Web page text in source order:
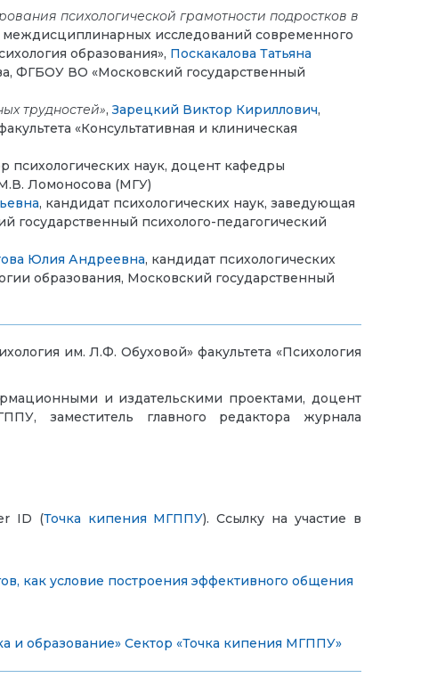
психологической грамотности подростков в
междисциплинарных исследований современного
образования», Поскакалова Татьяна
ФГБОУ ВО «Московский государственный
трудностей»,Зарецкий Виктор Кириллович,
«Консультативная и клиническая
психологических наук, доцент кафедры
Ломоносова (МГУ)
, кандидат психологических наук, заведующая
государственный психолого-педагогический
Юлия Андреевна, кандидат психологических
образования, Московский государственный
им. Л.Ф. Обуховой» факультета «Психология
и издательскими проектами, доцент
заместитель главного редактора журнала
ID (Точка кипения МГППУ). Ссылку на участие в
как условие построения эффективного общения
и образование» Сектор «Точка кипения МГППУ»